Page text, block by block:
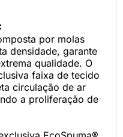
por molas
densidade, garante
qualidade. O
faixa de tecido
circulação de ar
a proliferação de